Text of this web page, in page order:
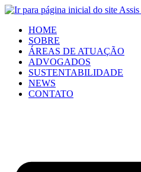
HOME
SOBRE
ÁREAS DE ATUAÇÃO
ADVOGADOS
SUSTENTABILIDADE
NEWS
CONTATO